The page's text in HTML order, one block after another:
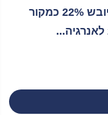
בטעם עוף איכותי. בשר עופות מיובש 22% כמקור